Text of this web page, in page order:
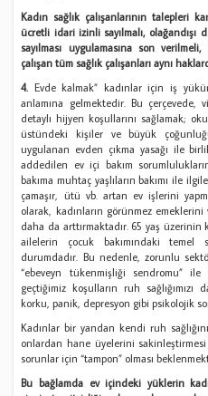
Kadın sağlık çalışanlarının talepleri
ücretli idari izinli sayılmalı, olağandışı
sayılması uygulamasına son
çalışan tüm sağlık çalışanları aynı
4. Evde kalmak” kadınlar için iş
anlamına gelmektedir. Bu
detaylı hijyen koşullarını sağlamak;
üstündeki kişiler ve büyük
uygulanan evden çıkma yasağı ile
addedilen ev içi bakım
bakıma muhtaç yaşlıların bakımı ile
çamaşır, ütü vb. artan ev işlerini
olarak, kadınların görünmez
daha da arttırmaktadır. 65 yaş üzerinin
ailelerin çocuk bakımındaki temel
durumdadır. Bu nedenle, zorunlu
“ebeveyn tükenmişliği sendromu” ile
geçtiğimiz koşulların ruh
korku, panik, depresyon gibi psikolojik
Kadınlar bir yandan kendi ruh
onlardan hane üyelerini sakinleştirmesi
sorunlar için “tampon” olması
Bu bağlamda ev içindeki yüklerin